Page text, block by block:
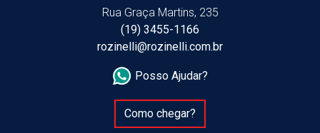
Rua Graça Martins, 235
(19) 3455-1166
rozinelli@rozinelli.com.br
Posso Ajudar?
Como chegar?